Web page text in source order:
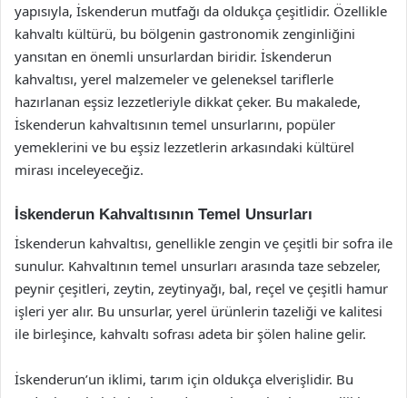
yapısıyla, İskenderun mutfağı da oldukça çeşitlidir. Özellikle
kahvaltı kültürü, bu bölgenin gastronomik zenginliğini
yansıtan en önemli unsurlardan biridir. İskenderun
kahvaltısı, yerel malzemeler ve geleneksel tariflerle
hazırlanan eşsiz lezzetleriyle dikkat çeker. Bu makalede,
İskenderun kahvaltısının temel unsurlarını, popüler
yemeklerini ve bu eşsiz lezzetlerin arkasındaki kültürel
mirası inceleyeceğiz.
İskenderun Kahvaltısının Temel Unsurları
İskenderun kahvaltısı, genellikle zengin ve çeşitli bir sofra ile
sunulur. Kahvaltının temel unsurları arasında taze sebzeler,
peynir çeşitleri, zeytin, zeytinyağı, bal, reçel ve çeşitli hamur
işleri yer alır. Bu unsurlar, yerel ürünlerin tazeliği ve kalitesi
ile birleşince, kahvaltı sofrası adeta bir şölen haline gelir.
İskenderun’un iklimi, tarım için oldukça elverişlidir. Bu